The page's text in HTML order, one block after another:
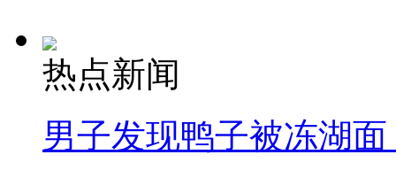
热点新闻
男子发现鸭子被冻湖